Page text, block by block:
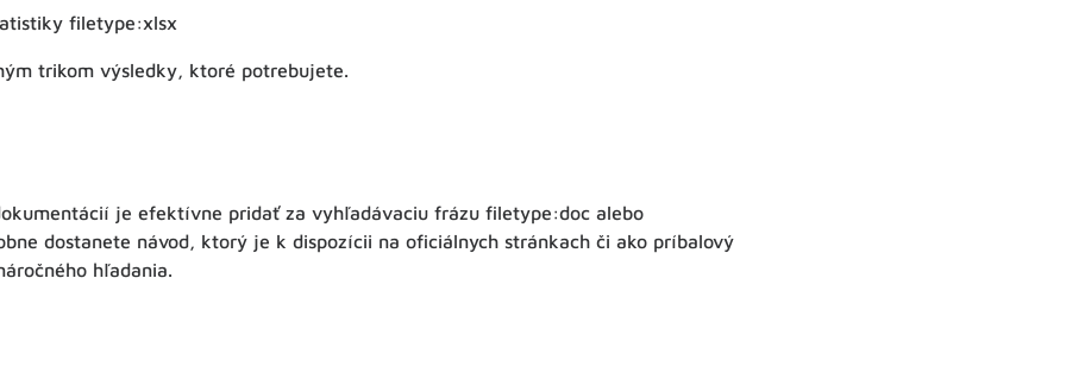
filetype:xlsx
trikom výsledky, ktoré potrebujete.
je efektívne pridať za vyhľadávaciu frázu filetype:doc alebo
dostanete návod, ktorý je k dispozícii na oficiálnych stránkach či ako príbalový
hľadania.